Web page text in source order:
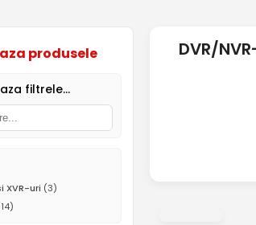
produsele
filtrele...
XVR-uri (3)
DVR/